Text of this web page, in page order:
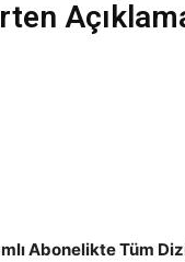
Abonelikte Tüm